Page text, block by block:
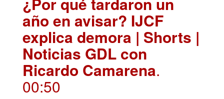
año en avisar? IJCF
explica demora | Shorts |
Noticias GDL con
Ricardo Camarena.
00:50